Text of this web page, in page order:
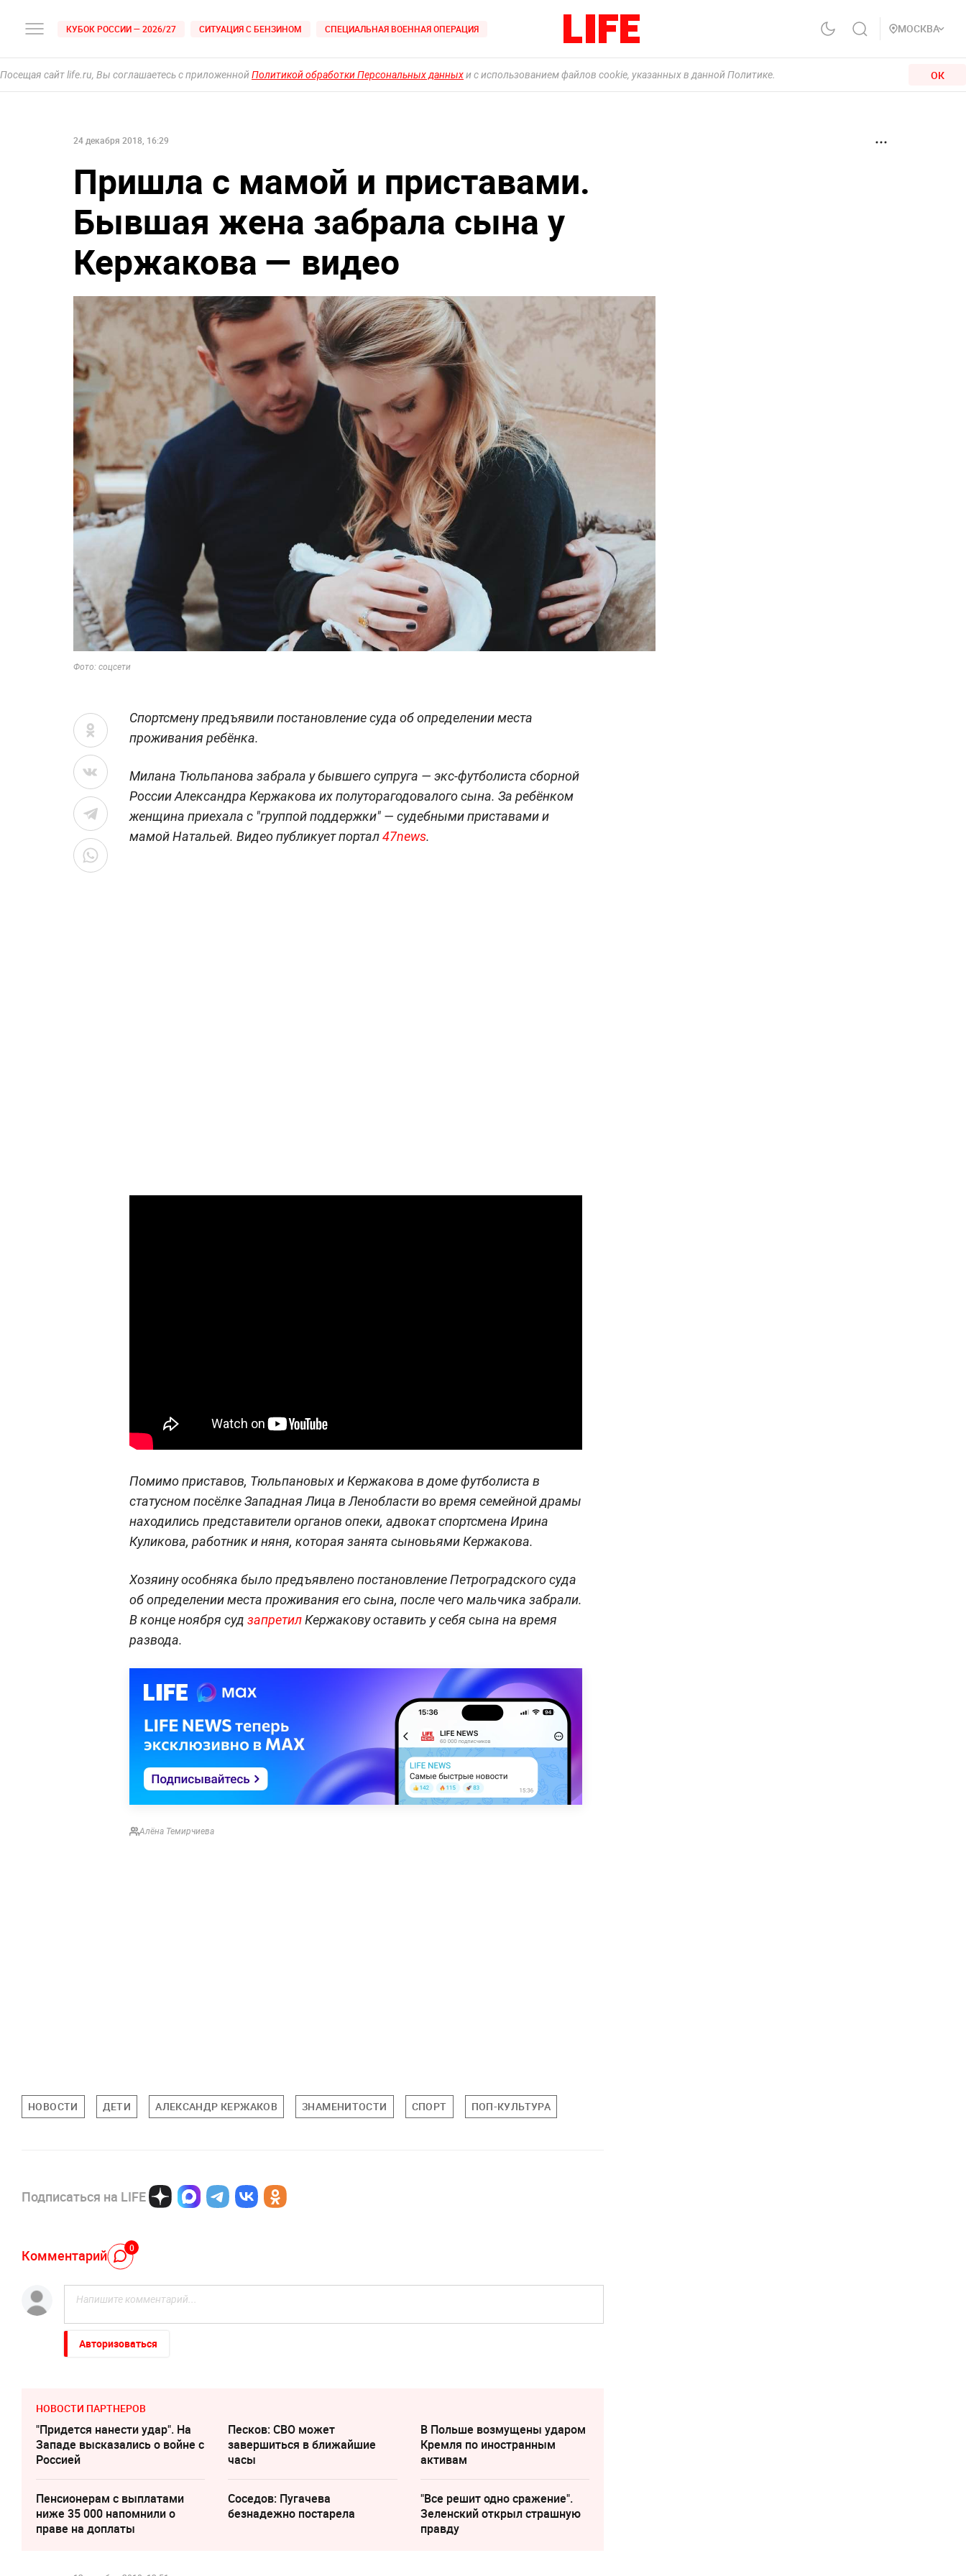
КУБОК РОССИИ — 2026/27 СИТУАЦИЯ С БЕНЗИНОМ СПЕЦИАЛЬНАЯ ВОЕННАЯ ОПЕРАЦИЯ МОСКВА
Посещая сайт life.ru, Вы соглашаетесь с приложеннойПолитикой обработки Персональных данныхи с использованием файлов cookie, указанных в данной Политике. ОК
24 декабря 2018, 16:29
Пришла с мамой и приставами.
Бывшая жена забрала сына у
Кержакова — видео
Фото: соцсети
Спортсмену предъявили постановление суда об определении места
проживания ребёнка.
Милана Тюльпанова забрала у бывшего супруга — экс-футболиста сборной
России Александра Кержакова их полуторагодовалого сына. За ребёнком
женщина приехала с "группой поддержки" — судебными приставами и
мамой Натальей. Видео публикует портал47news.
Помимо приставов, Тюльпановых и Кержакова в доме футболиста в
статусном посёлке Западная Лица в Ленобласти во время семейной драмы
находились представители органов опеки, адвокат спортсмена Ирина
Куликова, работник и няня, которая занята сыновьями Кержакова.
Хозяину особняка было предъявлено постановление Петроградского суда
об определении места проживания его сына, после чего мальчика забрали.
В конце ноября суд запретилКержакову оставить у себя сына на время
развода.
Алёна Темирчиева
НОВОСТИ ДЕТИ АЛЕКСАНДР КЕРЖАКОВ ЗНАМЕНИТОСТИ СПОРТ ПОП-КУЛЬТУРА
Подписаться на LIFE
Комментарий 0
Авторизоваться
НОВОСТИ ПАРТНЕРОВ
"Придется нанести удар". На
Западе высказались о войне с
Россией
Песков: СВО может
завершиться в ближайшие
часы
В Польше возмущены ударом
Кремля по иностранным
активам
Пенсионерам с выплатами
ниже 35 000 напомнили о
праве на доплаты
Соседов: Пугачева
безнадежно постарела
"Все решит одно сражение".
Зеленский открыл страшную
правду